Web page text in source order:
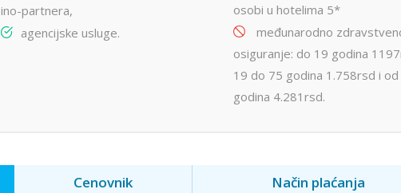
ino-partnera,
agencijske usluge.
osobi u hotelima 5*
međunarodno
osiguranje: do 19 godina
19 do 75 godina 1.758rsd i od
godina 4.281rsd.
Cenovnik Način plaćanja